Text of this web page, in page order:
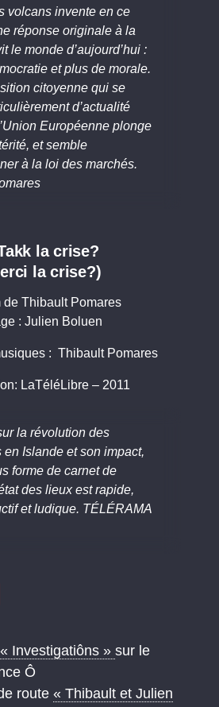
volcans invente en ce
réponse originale à la
le monde d’aujourd’hui :
et plus de morale.
citoyenne qui se
d’actualité
Européenne plonge
et semble
à la loi des marchés.
la crise?
la crise?)
de Thibault Pomares
: Julien Boluen
: Thibault Pomares
LaTéléLibre – 2011
la révolution des
en Islande et son impact,
forme de carnet de
des lieux est rapide,
et ludique. TÉLÉRAMA
« Investigatiôns » sur le
Ô
route « Thibault et Julien